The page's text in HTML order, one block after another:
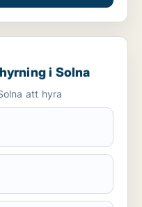
Solna
i Solna
att hyra